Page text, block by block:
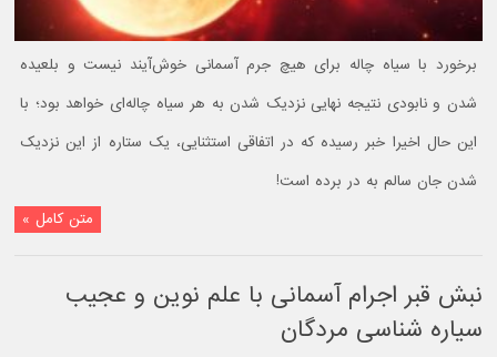
برخورد با سیاه چاله برای هیچ جرم آسمانی خوش‌آیند نیست و بلعیده
شدن و نابودی نتیجه نهایی نزدیک شدن به هر سیاه چاله‌ای خواهد بود؛ با
این حال اخیرا خبر رسیده که در اتفاقی استثنایی، یک ستاره از این نزدیک
شدن جان سالم به در برده است!
متن کامل »
نبش قبر اجرام آسمانی با علم نوین و عجیب
سیاره شناسی مردگان